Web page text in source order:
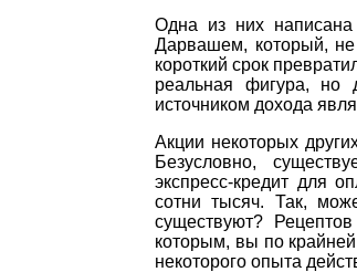
Одна из них
Дарвашем, который, не
короткий срок
реальная фигура, но
источником дохода
Акции некоторых
Безусловно,
экспресс-кредит для
сотни тысяч. Так,
существуют?
которым, вы по
некоторого опыта